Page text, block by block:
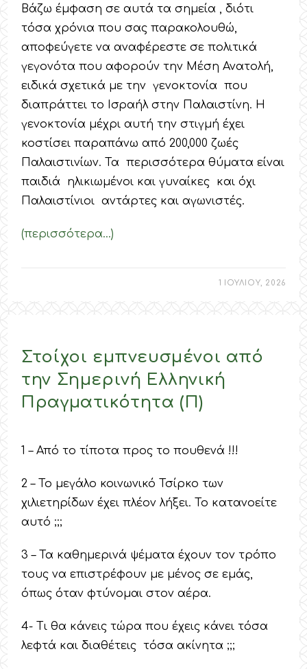
Βάζω έμφαση σε αυτά τα σημεία , διότι
τόσα χρόνια που σας παρακολουθώ,
αποφεύγετε να αναφέρεστε σε πολιτικά
γεγονότα που αφορούν την Μέση Ανατολή,
ειδικά σχετικά με την γενοκτονία που
διαπράττει το Ισραήλ στην Παλαιστίνη. Η
γενοκτονία μέχρι αυτή την στιγμή έχει
κοστίσει παραπάνω από 200,000 ζωές
Παλαιστινίων. Τα περισσότερα θύματα είναι
παιδιά ηλικιωμένοι και γυναίκες και όχι
Παλαιστίνιοι αντάρτες και αγωνιστές.
(περισσότερα…)
1 ΙΟΥΛΙΟΥ, 2026
Στοίχοι εμπνευσμένοι από
την Σημερινή Ελληνική
Πραγματικότητα (Π)
1 – Από το τίποτα προς το πουθενά !!!
2 – Το μεγάλο κοινωνικό Τσίρκο των
χιλιετηρίδων έχει πλέον λήξει. Το κατανοείτε
αυτό ;;;
3 – Τα καθημερινά ψέματα έχουν τον τρόπο
τους να επιστρέφουν με μένος σε εμάς,
όπως όταν φτύνομαι στον αέρα.
4- Τι θα κάνεις τώρα που έχεις κάνει τόσα
λεφτά και διαθέτεις τόσα ακίνητα ;;;